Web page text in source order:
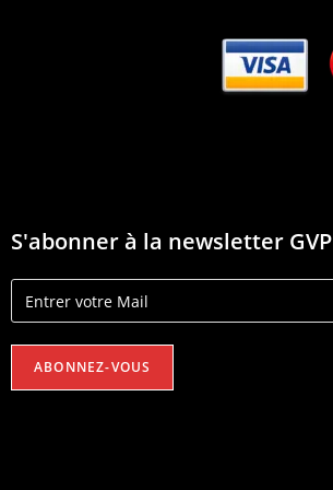
S'abonner à la newsletter GVP